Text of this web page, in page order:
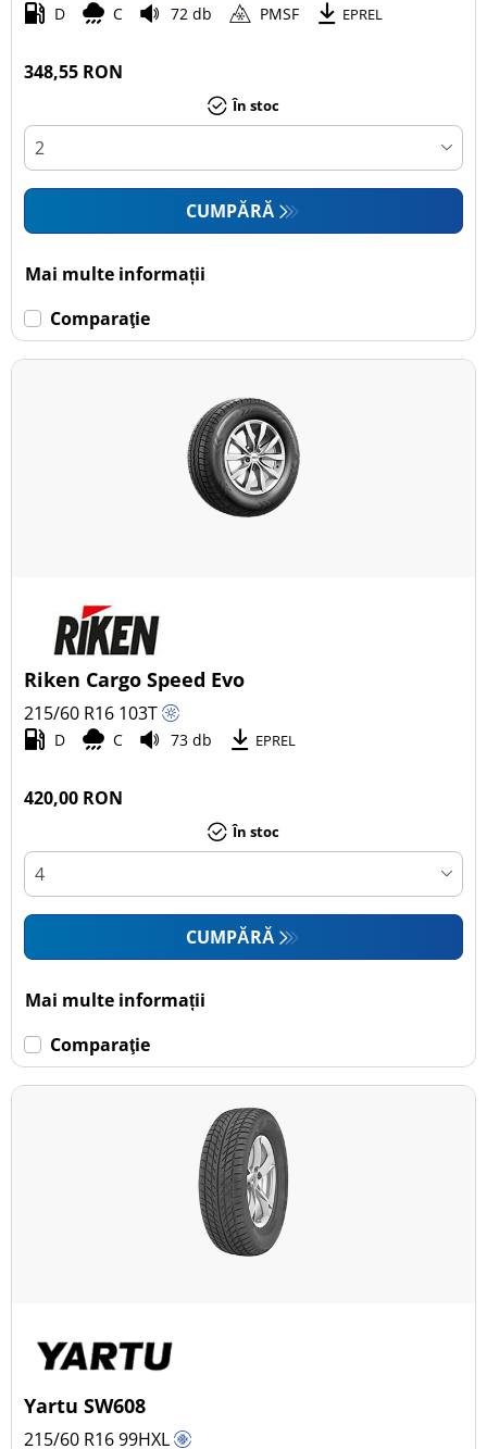
D C 72 db PMSF EPREL
348,55 RON
În stoc
CUMPĂRĂ
Mai multe informații
Comparaţie
Riken Cargo Speed Evo
215/60 R16 103T
D C 73 db EPREL
420,00 RON
În stoc
CUMPĂRĂ
Mai multe informații
Comparaţie
Yartu SW608
215/60 R1699HXL